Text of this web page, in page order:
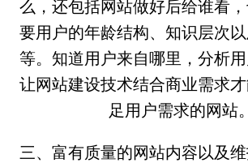
么，还包括网站做好后给谁看
要用户的年龄结构、知识层次
等。知道用户来自哪里，分析用
让网站建设技术结合商业需求
足用户需求的网站。
三、富有质量的网站内容以及